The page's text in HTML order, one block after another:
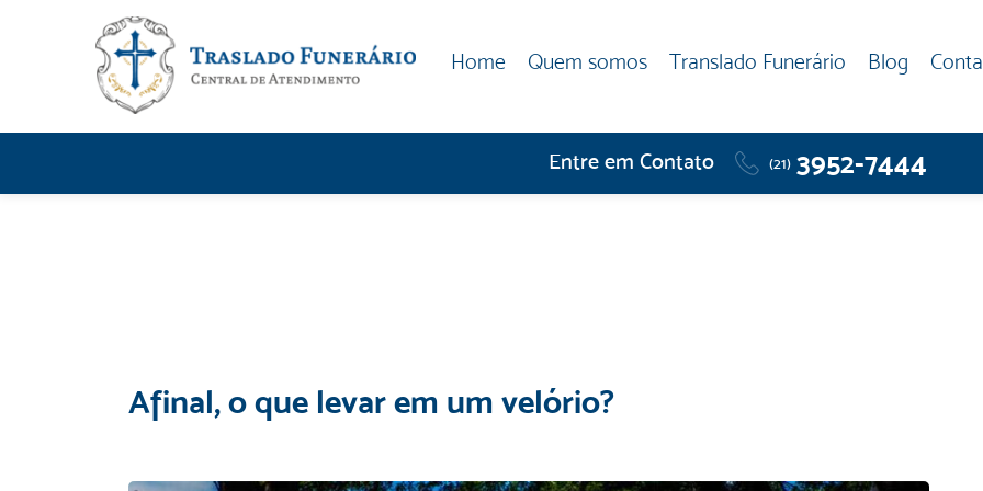
Home Quem somos Translado Funerário Blog
Entre em Contato (21) 3952-7444
Afinal, o que levar em um velório?